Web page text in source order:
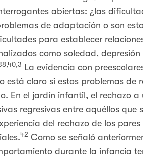
abiertas: ¿las
de adaptación o son
para establecer
como soledad,
La evidencia con
está claro si estos problemas de
En el jardín infantil, el rechazo
regresivas entre aquéllos
del rechazo de los
42 Como se señaló
durante la infancia